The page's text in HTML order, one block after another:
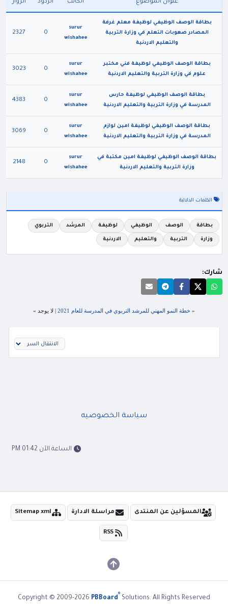
عنوان الموضوع الكاتب الردود الزوار
بطاقة الوصف الوظيفي لوظيفة معلم غرفة
المصادر صعوبات التعلم في وزارة التربية
والتعليم الاردنية
surur
wishahee
0
2327
بطاقة الوصف الوظيفي لوظيفة فني مختبر
علوم في وزارة التربية والتعليم الاردنية
surur
wishahee
0
3023
بطاقة الوصف الوظيفي لوظيفة حارس
المدرسة في وزارة التربية والتعليم الاردنية
surur
wishahee
0
4383
بطاقة الوصف الوظيفي لوظيفة امين لوازم
المدرسة في وزارة التربية والتعليم الاردنية
surur
wishahee
0
3069
بطاقة الوصف الوظيفي لوظيفة امين مكتبة في
وزارة التربية والتعليم الاردنية
surur
wishahee
0
2148
الكلمات الدلالية
بطاقة الوصف الوظيفي لوظيفة المرشد التربوي
وزارة التربية والتعليم الاردنية
شارك:
« خطة النمو المهني للمرشد التربوي في المدرسة للعام 2021 | لا يوجد »
سياسة الخصوصيه
الساعة الآن 01:42 PM
المسؤلين عن المنتدى مراسلة الادارة Sitemap xml
RSS
Copyright © 2009-2026 PBBoard® Solutions. All Rights Reserved